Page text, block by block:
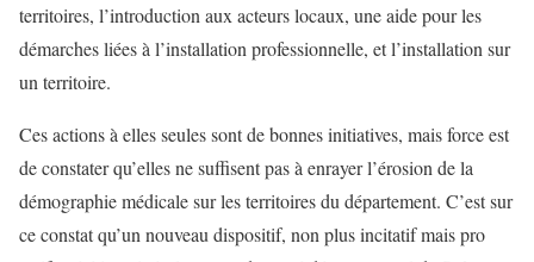
territoires, l’introduction aux acteurs locaux, une aide pour les
démarches liées à l’installation professionnelle, et l’installation sur
un territoire.
Ces actions à elles seules sont de bonnes initiatives, mais force est
de constater qu’elles ne suffisent pas à enrayer l’érosion de la
démographie médicale sur les territoires du département. C’est sur
ce constat qu’un nouveau dispositif, non plus incitatif mais pro